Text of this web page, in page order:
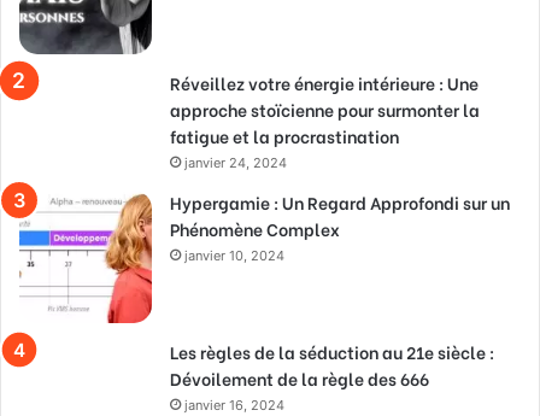
Réveillez votre énergie intérieure : Une
approche stoïcienne pour surmonter la
fatigue et la procrastination
janvier 24, 2024
Hypergamie : Un Regard Approfondi sur un
Phénomène Complex
janvier 10, 2024
Les règles de la séduction au 21e siècle :
Dévoilement de la règle des 666
janvier 16, 2024